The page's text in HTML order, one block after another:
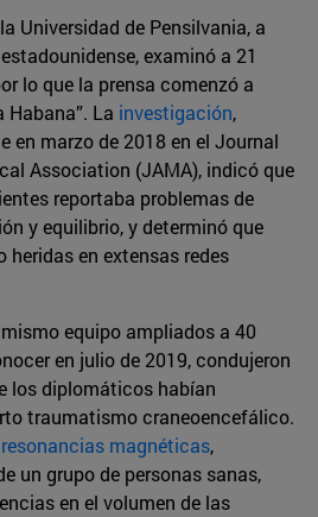
Universidad de Pensilvania, a
examinó a 21
lo que la prensa comenzó a
Habana”. La investigación,
en marzo de 2018 en el Journal
Association (JAMA), indicó que
reportaba problemas de
y equilibrio, y determinó que
heridas en extensas redes
equipo ampliados a 40
en julio de 2019, condujeron
los diplomáticos habían
traumatismo craneoencefálico.
magnéticas,
un grupo de personas sanas,
en el volumen de las